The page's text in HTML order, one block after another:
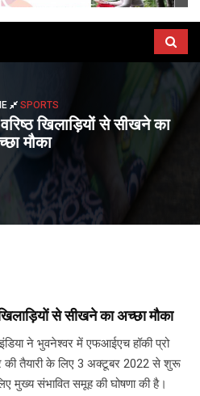
SPORTS
वरिष्ठ खिलाड़ियों से सीखने का
मौका
खिलाड़ियों से सीखने का अच्छा मौका
ने भुवनेश्वर में एफआईएच हॉकी प्रो
तैयारी के लिए 3 अक्टूबर 2022 से शुरू
मुख्य संभावित समूह की घोषणा की है।